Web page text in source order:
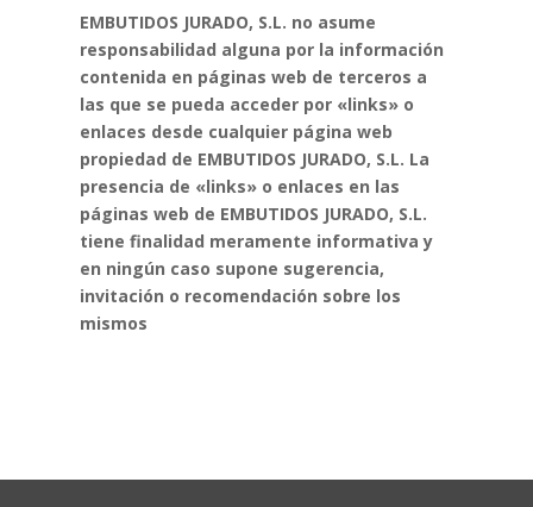
EMBUTIDOS JURADO, S.L. no asume
responsabilidad alguna por la información
contenida en páginas web de terceros a
las que se pueda acceder por «links» o
enlaces desde cualquier página web
propiedad de EMBUTIDOS JURADO, S.L. La
presencia de «links» o enlaces en las
páginas web de EMBUTIDOS JURADO, S.L.
tiene finalidad meramente informativa y
en ningún caso supone sugerencia,
invitación o recomendación sobre los
mismos